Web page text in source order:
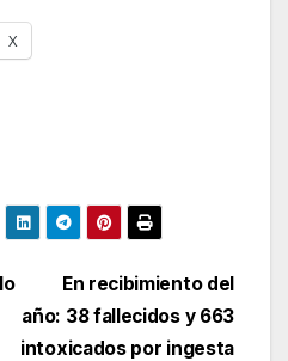
X
En recibimiento del
año: 38 fallecidos y 663
intoxicados por ingesta